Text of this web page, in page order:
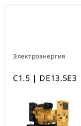
Электроэнергия
C1.5 | DE13.5E3